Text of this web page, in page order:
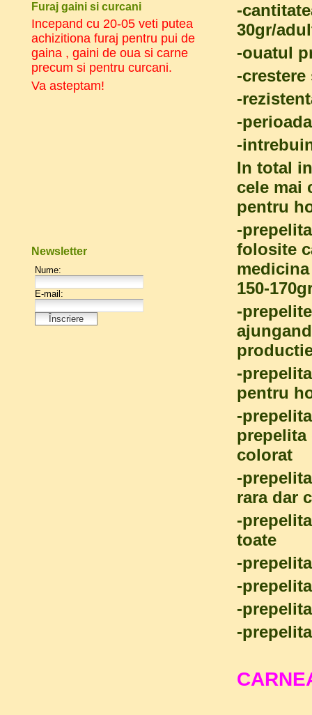
-
30gr/
-ouatul
-
-
-
-
In total
cele mai
pentru
-
folosite
150-
-
-
pentru
-
prepelita
colorat
-
rara dar
-
toate
-
-
-
-
Furaj gaini si curcani
Incepand cu 20-05 veti putea
achizitiona furaj pentru pui de
gaina , gaini de oua si carne
precum si pentru curcani.
Va asteptam!
Newsletter